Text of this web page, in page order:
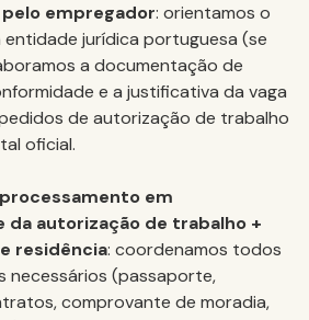
empregador: orientamos o
jurídica portuguesa (se
a documentação de
e a justificativa da vaga
de autorização de trabalho
oficial.
em
da autorização de trabalho +
residência: coordenamos todos
necessários (passaporte,
comprovante de moradia,